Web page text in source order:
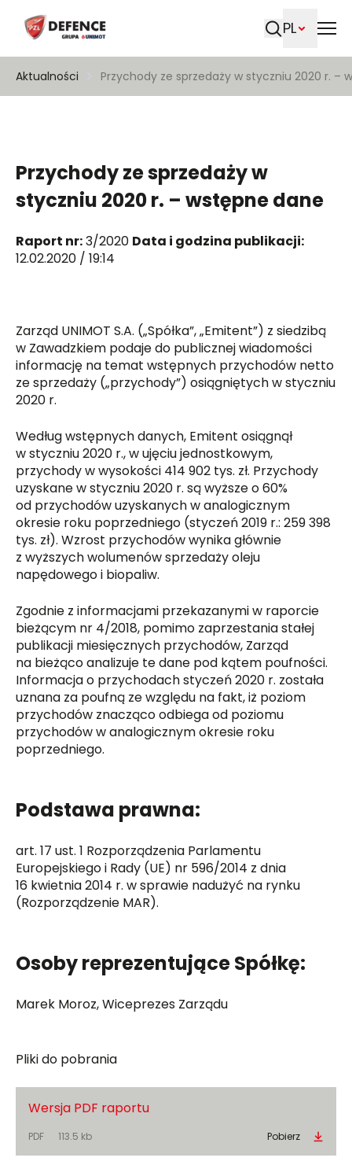
PL
Aktualności Przychody ze sprzedaży w styczniu 2020 r. –
Przychody ze sprzedaży w
styczniu 2020 r. – wstępne dane
Raport nr:3/2020 Data i godzina publikacji:
12.02.2020 / 19:14
Zarząd UNIMOT S.A. („Spółka”, „Emitent”) z siedzibą
w Zawadzkiem podaje do publicznej wiadomości
informację na temat wstępnych przychodów netto
ze sprzedaży („przychody”) osiągniętych w styczniu
2020 r.
Według wstępnych danych, Emitent osiągnął
w styczniu 2020 r., w ujęciu jednostkowym,
przychody w wysokości 414 902 tys. zł. Przychody
uzyskane w styczniu 2020 r. są wyższe o 60%
od przychodów uzyskanych w analogicznym
okresie roku poprzedniego (styczeń 2019 r.: 259 398
tys. zł). Wzrost przychodów wynika głównie
z wyższych wolumenów sprzedaży oleju
napędowego i biopaliw.
Zgodnie z informacjami przekazanymi w raporcie
bieżącym nr 4/2018, pomimo zaprzestania stałej
publikacji miesięcznych przychodów, Zarząd
na bieżąco analizuje te dane pod kątem poufności.
Informacja o przychodach styczeń 2020 r. została
uznana za poufną ze względu na fakt, iż poziom
przychodów znacząco odbiega od poziomu
przychodów w analogicznym okresie roku
poprzedniego.
Podstawa prawna:
art. 17 ust. 1 Rozporządzenia Parlamentu
Europejskiego i Rady (UE) nr 596/2014 z dnia
16 kwietnia 2014 r. w sprawie nadużyć na rynku
(Rozporządzenie MAR).
Osoby reprezentujące Spółkę:
Marek Moroz, Wiceprezes Zarządu
Pliki do pobrania
Wersja PDF raportu
PDF 113.5 kb Pobierz